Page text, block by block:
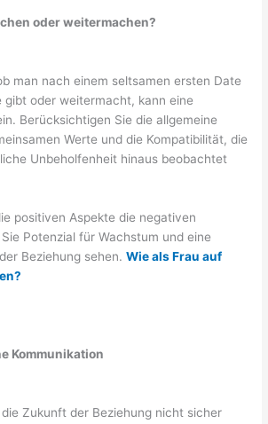
oder weitermachen?
man nach einem seltsamen ersten Date
gibt oder weitermacht, kann eine
Berücksichtigen Sie die allgemeine
Werte und die Kompatibilität, die
Unbeholfenheit hinaus beobachtet
positiven Aspekte die negativen
Potenzial für Wachstum und eine
Beziehung sehen.Wie als Frau auf
Kommunikation
Zukunft der Beziehung nicht sicher